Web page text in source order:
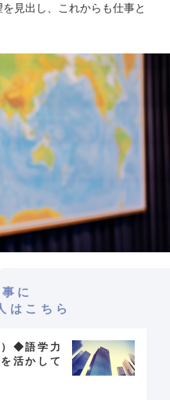
見出し、これからも仕事と
に
はこちら
）◆語学力
活かして